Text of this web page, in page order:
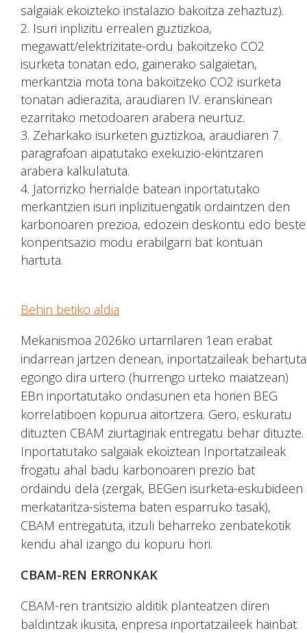
salgaiak ekoizteko instalazio bakoitza zehaztuz).
Isuri inplizitu errealen guztizkoa,
megawatt/elektrizitate-ordu bakoitzeko CO2
isurketa tonatan edo, gainerako salgaietan,
merkantzia mota tona bakoitzeko CO2 isurketa
tonatan adierazita, araudiaren IV. eranskinean
ezarritako metodoaren arabera neurtuz.
Zeharkako isurketen guztizkoa, araudiaren 7.
paragrafoan aipatutako exekuzio-ekintzaren
arabera kalkulatuta.
Jatorrizko herrialde batean inportatutako
merkantzien isuri inplizituengatik ordaintzen den
karbonoaren prezioa, edozein deskontu edo beste
konpentsazio modu erabilgarri bat kontuan
hartuta.
Behin betiko aldia
Mekanismoa 2026ko urtarrilaren 1ean erabat
indarrean jartzen denean, inportatzaileak behartuta
egongo dira urtero (hurrengo urteko maiatzean)
EBn inportatutako ondasunen eta horien BEG
korrelatiboen kopurua aitortzera. Gero, eskuratu
dituzten CBAM ziurtagiriak entregatu behar dituzte.
Inportatutako salgaiak ekoiztean Inportatzaileak
frogatu ahal badu karbonoaren prezio bat
ordaindu dela (zergak, BEGen isurketa-eskubideen
merkataritza-sistema baten esparruko tasak),
CBAM entregatuta, itzuli beharreko zenbatekotik
kendu ahal izango du kopuru hori.
CBAM-REN ERRONKAK
CBAM-ren trantsizio alditik planteatzen diren
baldintzak ikusita, enpresa inportatzaileek hainbat